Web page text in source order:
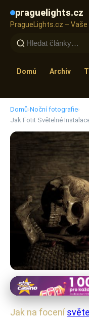
praguelights.cz
PragueLights.cz –
Domů Archiv
Domů›Noční fotografie›
Jak Fotit Světelné
Noční fotografie
Jak Fotit
Jak na focení